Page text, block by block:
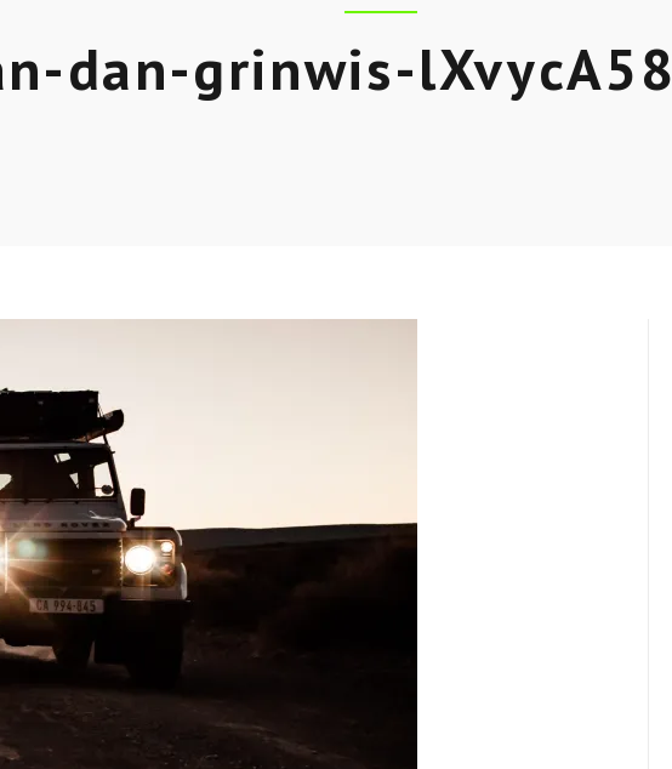
dan-grinwis-